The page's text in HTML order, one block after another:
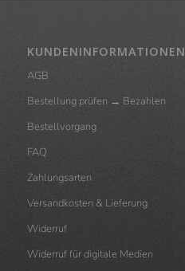
KUNDENINFORMATIONEN
AGB
Bestellung prüfen → Bezahlen
Bestellvorgang
FAQ
Zahlungsarten
Versandkosten & Lieferung
Widerruf
Widerruf für digitale Medien